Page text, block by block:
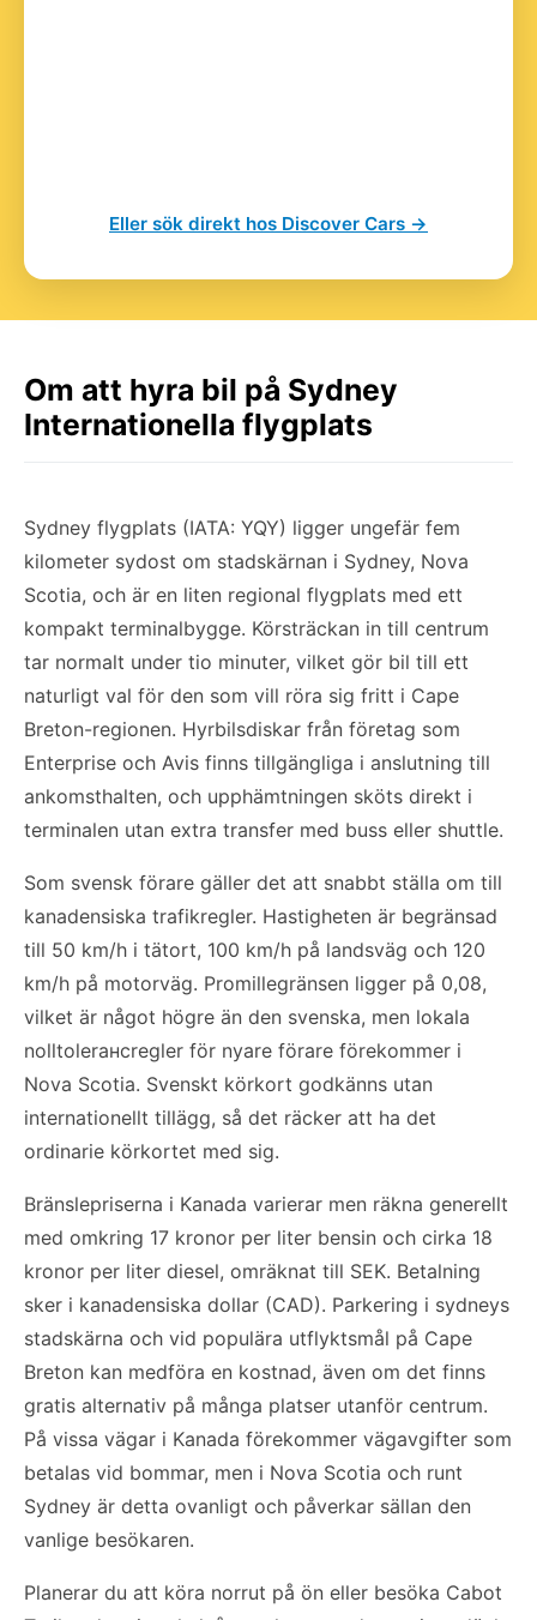
Eller sök direkt hos Discover Cars →
Om att hyra bil på Sydney
Internationella flygplats
Sydney flygplats (IATA: YQY) ligger ungefär fem
kilometer sydost om stadskärnan i Sydney, Nova
Scotia, och är en liten regional flygplats med ett
kompakt terminalbygge. Körsträckan in till centrum
tar normalt under tio minuter, vilket gör bil till ett
naturligt val för den som vill röra sig fritt i Cape
Breton-regionen. Hyrbilsdiskar från företag som
Enterprise och Avis finns tillgängliga i anslutning till
ankomsthalten, och upphämtningen sköts direkt i
terminalen utan extra transfer med buss eller shuttle.
Som svensk förare gäller det att snabbt ställa om till
kanadensiska trafikregler. Hastigheten är begränsad
till 50 km/h i tätort, 100 km/h på landsväg och 120
km/h på motorväg. Promillegränsen ligger på 0,08,
vilket är något högre än den svenska, men lokala
nolltolerансregler för nyare förare förekommer i
Nova Scotia. Svenskt körkort godkänns utan
internationellt tillägg, så det räcker att ha det
ordinarie körkortet med sig.
Bränslepriserna i Kanada varierar men räkna generellt
med omkring 17 kronor per liter bensin och cirka 18
kronor per liter diesel, omräknat till SEK. Betalning
sker i kanadensiska dollar (CAD). Parkering i sydneys
stadskärna och vid populära utflyktsmål på Cape
Breton kan medföra en kostnad, även om det finns
gratis alternativ på många platser utanför centrum.
På vissa vägar i Kanada förekommer vägavgifter som
betalas vid bommar, men i Nova Scotia och runt
Sydney är detta ovanligt och påverkar sällan den
vanlige besökaren.
Planerar du att köra norrut på ön eller besöka Cabot